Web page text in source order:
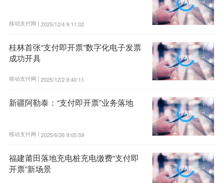
移动支付网 | 2025/12/4 9:11:02
桂林首张“支付即开票”数字化电子发票
成功开具
移动支付网 | 2025/12/2 9:40:11
新疆阿勒泰：“支付即开票”业务落地
移动支付网 | 2025/6/26 9:05:59
福建莆田落地充电桩充电缴费“支付即
开票”新场景